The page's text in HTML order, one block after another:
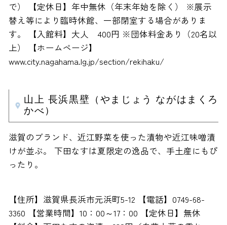
で） 【定休日】年中無休（年末年始を除く） ※展示
替え等により臨時休館、一部閉室する場合がありま
す。 【入館料】大人 400円 ※団体料金あり（20名以
上） 【ホームページ】
www.city.nagahama.lg.jp/section/rekihaku/
山上 長浜黒壁（やまじょう ながはまくろ
かべ）
滋賀のブランド、近江野菜を使った漬物や近江味噌漬
けが並ぶ。 下田なすは夏限定の逸品で、手土産にもぴ
ったり。
【住所】滋賀県長浜市元浜町5-12 【電話】0749-68-
3360 【営業時間】10：00～17：00 【定休日】無休